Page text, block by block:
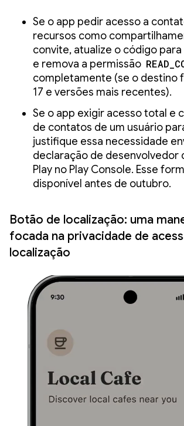
Se o app pedir acesso a
recursos como
convite, atualize o código
e remova a permissão
completamente (se o destino
17 e versões mais recentes).
Se o app exigir acesso total e
de contatos de um usuário
justifique essa necessidade
declaração de desenvolvedor
Play no Play Console. Esse
disponível antes de outubro.
Botão de localização: uma
focada na privacidade de
localização